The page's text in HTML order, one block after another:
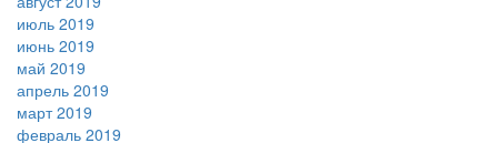
июль 2019
июнь 2019
май 2019
апрель 2019
март 2019
февраль 2019